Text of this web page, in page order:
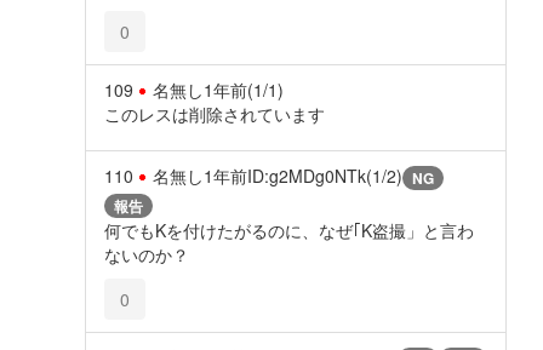
0
109 名無し1年前(1/1)
このレスは削除されています
110 名無し1年前ID:g2MDg0NTk(1/2) NG
報告
何でもKを付けたがるのに、なぜ｢K盗撮」と言わ
ないのか？
0